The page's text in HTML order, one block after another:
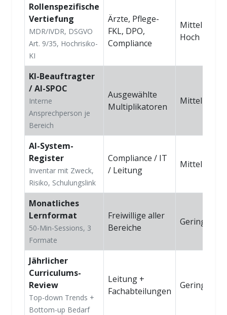
Rollenspezifische
Vertiefung
MDR/IVDR, DSGVO
Art. 9/35, Hochrisiko-
KI
Ärzte, Pflege-
FKL, DPO,
Compliance
Mittel–
Hoch
KI-Beauftragter
/ AI-SPOC
Interne
Ansprechperson je
Bereich
Ausgewählte
Multiplikatoren
Mittel
AI-System-
Register
Inventar mit Zweck,
Risiko, Schulungslink
Compliance / IT
/ Leitung
Mittel
Monatliches
Lernformat
50-Min-Sessions, 3
Formate
Freiwillige aller
Bereiche
Gering
Jährlicher
Curriculums-
Review
Top-down Trends +
Bottom-up Bedarf
Leitung +
Fachabteilungen
Gering